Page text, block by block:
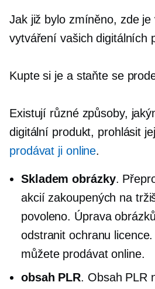
Jak již bylo zmíněno, zde
vytváření vašich digitálních
Kupte si je a staňte se
Existují různé způsoby,
digitální produkt, prohlásit
prodávat ji online.
Skladem obrázky.
akcií zakoupených na
povoleno. Úprava
odstranit ochranu
můžete prodávat online.
obsah PLR. Obsah PLR